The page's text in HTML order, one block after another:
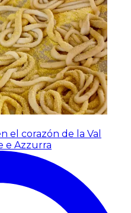
el corazón de la Val
e Azzurra